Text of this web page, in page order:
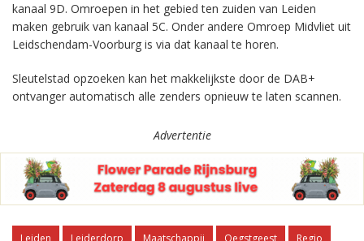
kanaal 9D. Omroepen in het gebied ten zuiden van Leiden
maken gebruik van kanaal 5C. Onder andere Omroep Midvliet uit
Leidschendam-Voorburg is via dat kanaal te horen.
Sleutelstad opzoeken kan het makkelijkste door de DAB+
ontvanger automatisch alle zenders opnieuw te laten scannen.
Advertentie